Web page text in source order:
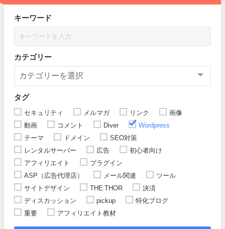
キーワード
カテゴリー
タグ
セキュリティ メルマガ リンク
画像
動画
コメント Diver
Wordpress
テーマ
ドメイン
SEO対策
レンタルサーバー
広告
初心者向け
アフィリエイト
プラグイン
ASP（広告代理店）
メール関連
ツール
サイトデザイン
THE THOR
決済
ディスカッション
pickup
特化ブログ
重要
アフィリエイト教材